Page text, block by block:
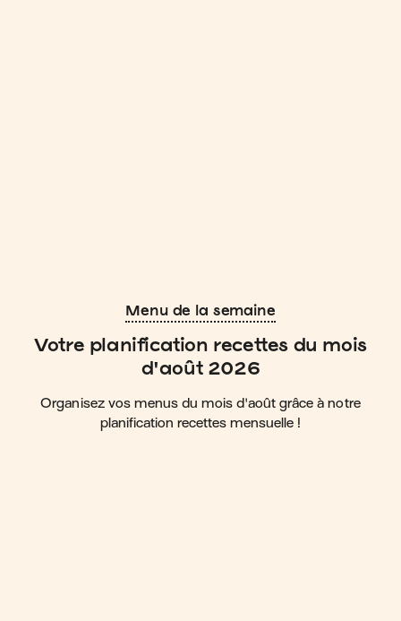
Menu de la semaine
Votre planification recettes du mois
d'août 2026
Organisez vos menus du mois d'août grâce à notre
planification recettes mensuelle !